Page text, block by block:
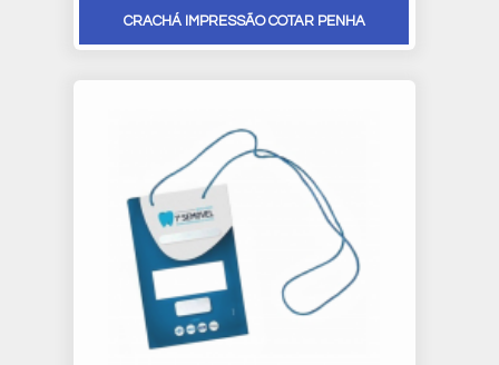
CRACHÁ IMPRESSÃO COTAR PENHA